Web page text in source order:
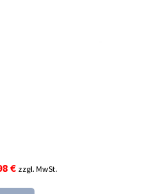
€Aktueller
Preis
zzgl. MwSt.